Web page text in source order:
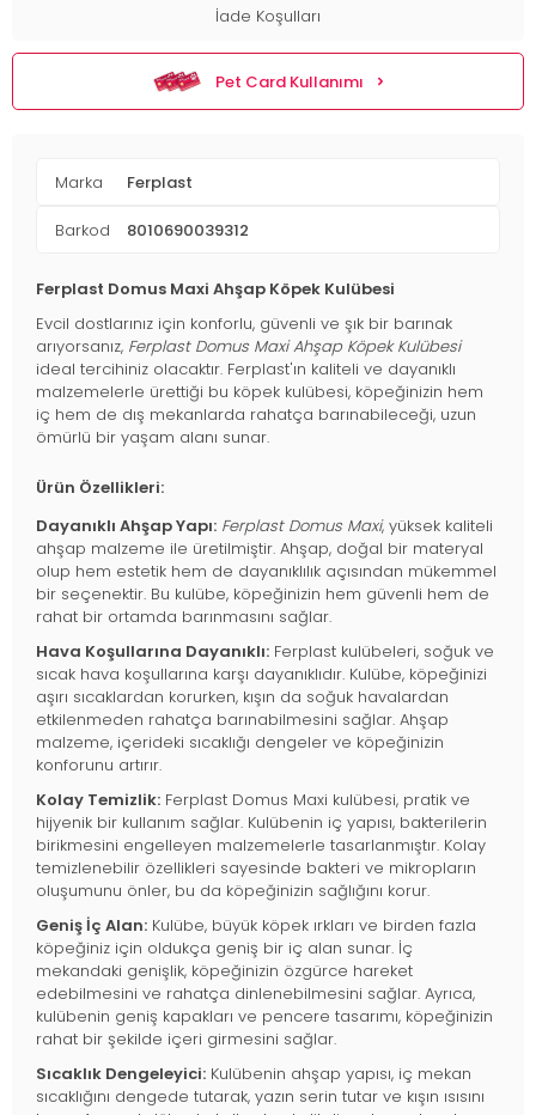
İade Koşulları
Pet Card Kullanımı
Marka Ferplast
Barkod 8010690039312
Ferplast Domus Maxi Ahşap Köpek Kulübesi
Evcil dostlarınız için konforlu, güvenli ve şık bir barınak
arıyorsanız, Ferplast Domus Maxi Ahşap Köpek Kulübesi
ideal tercihiniz olacaktır. Ferplast'ın kaliteli ve dayanıklı
malzemelerle ürettiği bu köpek kulübesi, köpeğinizin hem
iç hem de dış mekanlarda rahatça barınabileceği, uzun
ömürlü bir yaşam alanı sunar.
Ürün Özellikleri:
Dayanıklı Ahşap Yapı: Ferplast Domus Maxi, yüksek kaliteli
ahşap malzeme ile üretilmiştir. Ahşap, doğal bir materyal
olup hem estetik hem de dayanıklılık açısından mükemmel
bir seçenektir. Bu kulübe, köpeğinizin hem güvenli hem de
rahat bir ortamda barınmasını sağlar.
Hava Koşullarına Dayanıklı: Ferplast kulübeleri, soğuk ve
sıcak hava koşullarına karşı dayanıklıdır. Kulübe, köpeğinizi
aşırı sıcaklardan korurken, kışın da soğuk havalardan
etkilenmeden rahatça barınabilmesini sağlar. Ahşap
malzeme, içerideki sıcaklığı dengeler ve köpeğinizin
konforunu artırır.
Kolay Temizlik: Ferplast Domus Maxi kulübesi, pratik ve
hijyenik bir kullanım sağlar. Kulübenin iç yapısı, bakterilerin
birikmesini engelleyen malzemelerle tasarlanmıştır. Kolay
temizlenebilir özellikleri sayesinde bakteri ve mikropların
oluşumunu önler, bu da köpeğinizin sağlığını korur.
Geniş İç Alan: Kulübe, büyük köpek ırkları ve birden fazla
köpeğiniz için oldukça geniş bir iç alan sunar. İç
mekandaki genişlik, köpeğinizin özgürce hareket
edebilmesini ve rahatça dinlenebilmesini sağlar. Ayrıca,
kulübenin geniş kapakları ve pencere tasarımı, köpeğinizin
rahat bir şekilde içeri girmesini sağlar.
Sıcaklık Dengeleyici: Kulübenin ahşap yapısı, iç mekan
sıcaklığını dengede tutarak, yazın serin tutar ve kışın ısısını